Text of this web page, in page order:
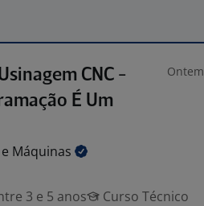
CNC -
É Um
Ontem
Máquinas
3 e 5 anos
Curso Técnico